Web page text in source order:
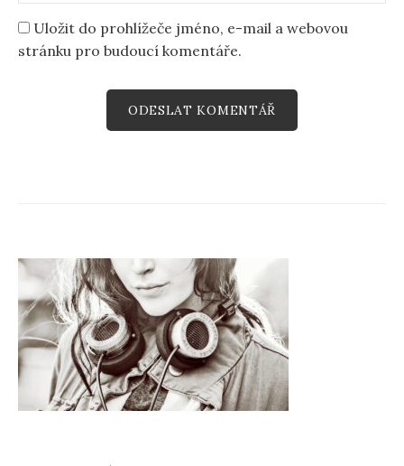
Uložit do prohlížeče jméno, e-mail a webovou
stránku pro budoucí komentáře.